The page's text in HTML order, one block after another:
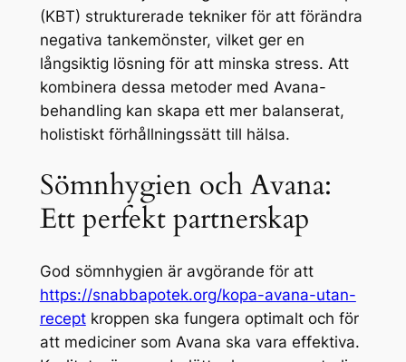
(KBT) strukturerade tekniker för att förändra
negativa tankemönster, vilket ger en
långsiktig lösning för att minska stress. Att
kombinera dessa metoder med Avana-
behandling kan skapa ett mer balanserat,
holistiskt förhållningssätt till hälsa.
Sömnhygien och Avana:
Ett perfekt partnerskap
God sömnhygien är avgörande för att
https://snabbapotek.org/kopa-avana-utan-
receptkroppen ska fungera optimalt och för
att mediciner som Avana ska vara effektiva.